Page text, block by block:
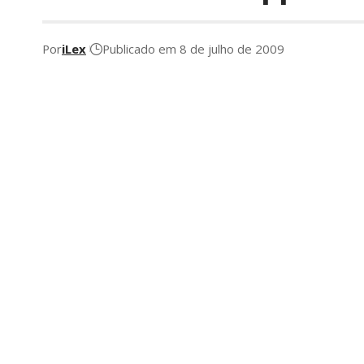
PoriLex Publicado em 8 de julho de 2009